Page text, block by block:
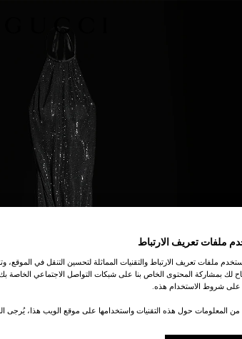
ملفات تعريف الارتباط
ملفات تعريف الارتباط والتقنيات المماثلة لتحسين التنقل في الموقع،
لك بمشاركة المحتوى الخاص بنا على شبكات التواصل الاجتماعي الخاصة
على شروط الاستخدام هذه.
من المعلومات حول هذه التقنيات واستخدامها على موقع الويب هذا، يُرجى